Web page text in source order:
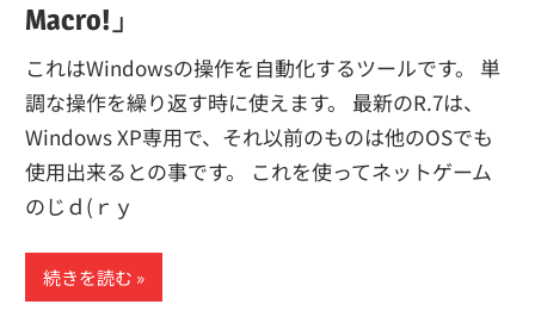
Macro!」
これはWindowsの操作を自動化するツールです。 単
調な操作を繰り返す時に使えます。 最新のR.7は、
Windows XP専用で、それ以前のものは他のOSでも
使用出来るとの事です。 これを使ってネットゲーム
のじｄ(ｒｙ
続きを読む